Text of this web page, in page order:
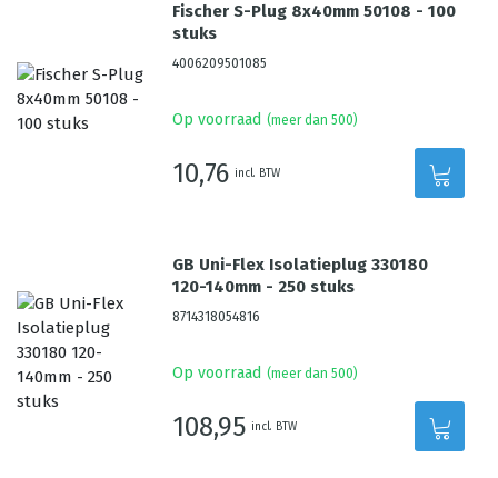
Fischer S-Plug 8x40mm 50108 - 100
stuks
4006209501085
Op voorraad (meer dan 500)
10,76 incl. BTW
GB Uni-Flex Isolatieplug 330180
120-140mm - 250 stuks
8714318054816
Op voorraad (meer dan 500)
108,95 incl. BTW